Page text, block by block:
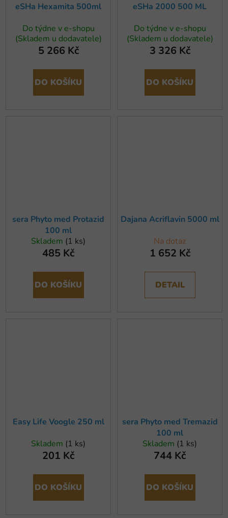
eSHa Hexamita 500ml
Do týdne v e-shopu
(Skladem u dodavatele)
5 266 Kč
DO KOŠÍKU
eSHa 2000 500 ML
Do týdne v e-shopu
(Skladem u dodavatele)
3 326 Kč
DO KOŠÍKU
sera Phyto med Protazid
100 ml
Skladem (1 ks)
485 Kč
DO KOŠÍKU
Dajana Acriflavin 5000 ml
Na dotaz
1 652 Kč
DETAIL
Easy Life Voogle 250 ml
Skladem (1 ks)
201 Kč
DO KOŠÍKU
sera Phyto med Tremazid
100 ml
Skladem (1 ks)
744 Kč
DO KOŠÍKU